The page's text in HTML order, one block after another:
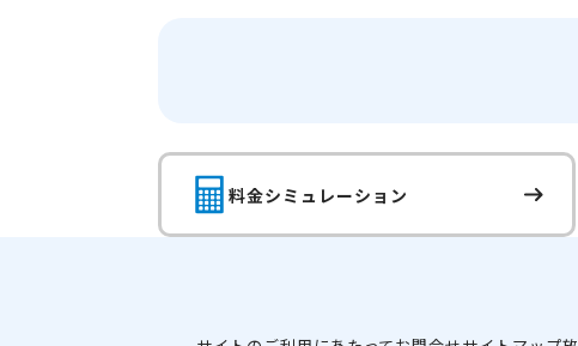
料金シミュレーション